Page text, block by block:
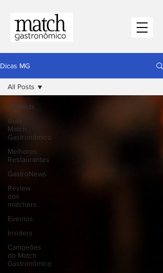
Dicas MG
All Posts
⁠Guia
Match
Gastronômico
Melhores
Restaurantes
⁠GastroNews
Review
dos
matchers
Eventos
⁠Insiders
Campeões
do Match
Gastronômico
All Posts